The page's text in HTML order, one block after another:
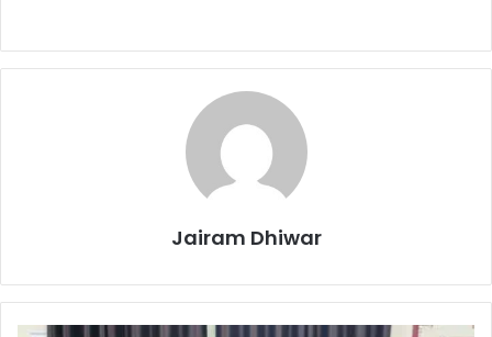
Jairam Dhiwar